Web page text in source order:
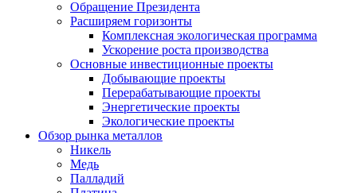
Обращение Президента
Расширяем горизонты
Комплексная экологическая программа
Ускорение роста производства
Основные инвестиционные проекты
Добывающие проекты
Перерабатывающие проекты
Энергетические проекты
Экологические проекты
Обзор рынка металлов
Никель
Медь
Палладий